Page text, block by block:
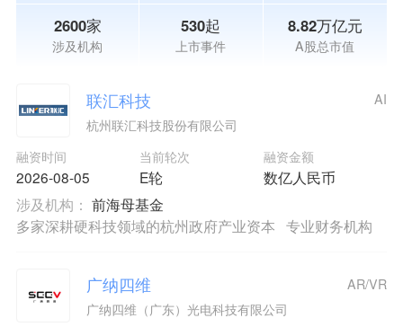
2600家
涉及机构
530起
上市事件
8.82万亿元
A股总市值
联汇科技
杭州联汇科技股份有限公司
融资时间
2026-08-05
当前轮次
E轮
融资金额
数亿人民币
AI
涉及机构： 前海母基金
多家深耕硬科技领域的杭州政府产业资本 专业财务机构
广纳四维
广纳四维（广东）光电科技有限公司
AR/VR